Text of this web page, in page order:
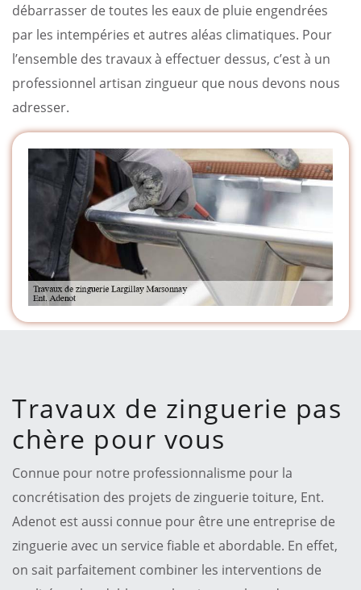
débarrasser de toutes les eaux de pluie engendrées
par les intempéries et autres aléas climatiques. Pour
l’ensemble des travaux à effectuer dessus, c’est à un
professionnel artisan zingueur que nous devons nous
adresser.
Travaux de zinguerie pas
chère pour vous
Connue pour notre professionnalisme pour la
concrétisation des projets de zinguerie toiture, Ent.
Adenot est aussi connue pour être une entreprise de
zinguerie avec un service fiable et abordable. En effet,
on sait parfaitement combiner les interventions de